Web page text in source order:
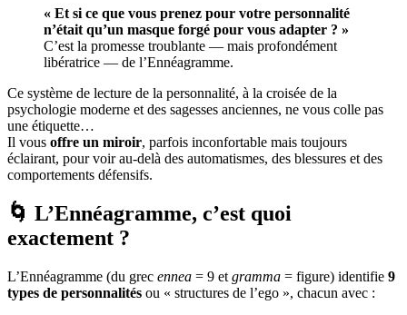
« Et si ce que vous prenez pour votre personnalité
n’était qu’un masque forgé pour vous adapter ? »
C’est la promesse troublante — mais profondément
libératrice — de l’Ennéagramme.
Ce système de lecture de la personnalité, à la croisée de la
psychologie moderne et des sagesses anciennes, ne vous colle pas
une étiquette…
Il vous offre un miroir, parfois inconfortable mais toujours
éclairant, pour voir au-delà des automatismes, des blessures et des
comportements défensifs.
🌀 L’Ennéagramme, c’est quoi
exactement ?
L’Ennéagramme (du grec ennea = 9 et gramma = figure) identifie 9
types de personnalités ou « structures de l’ego », chacun avec :